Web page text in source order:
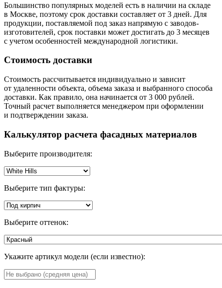
Большинство популярных моделей есть в наличии на складе
в Москве, поэтому срок доставки составляет от 3 дней. Для
продукции, поставляемой под заказ напрямую с заводов-
изготовителей, срок поставки может достигать до 3 месяцев
с учетом особенностей международной логистики.
Стоимость доставки
Стоимость рассчитывается индивидуально и зависит
от удаленности объекта, объема заказа и выбранного способа
доставки. Как правило, она начинается от 3 000 рублей.
Точный расчет выполняется менеджером при оформлении
и подтверждении заказа.
Калькулятор расчета фасадных материалов
Выберите производителя:
Выберите тип фактуры:
Выберите оттенок:
Укажите артикул модели (если известно):